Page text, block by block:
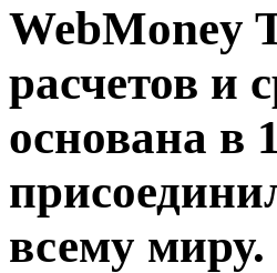
WebMoney
расчетов и
основана в
всему миру.